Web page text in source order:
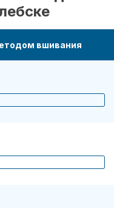
вшивания